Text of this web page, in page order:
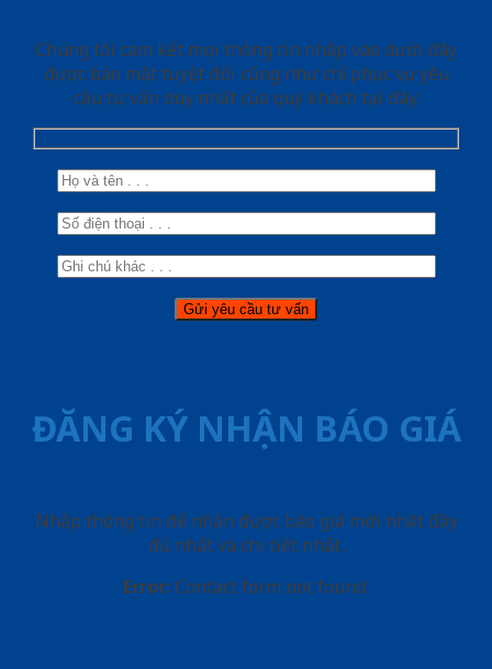
Chúng tôi cam kết mọi thông tin nhập vào dưới đây
được bảo mật tuyệt đối cũng như chỉ phục vụ yêu
cầu tư vấn duy nhất của quý khách tại đây.
ĐĂNG KÝ NHẬN BÁO GIÁ
Nhập thông tin để nhận được báo giá mới nhât đầy
đủ nhất và chi tiết nhất.
Error: Contact form not found.